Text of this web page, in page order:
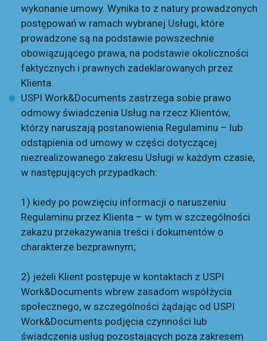
wykonanie umowy. Wynika to z natury prowadzonych
postępowań w ramach wybranej Usługi, które
prowadzone są na podstawie powszechnie
obowiązującego prawa, na podstawie okoliczności
faktycznych i prawnych zadeklarowanych przez
Klienta.
USPI Work&Documents zastrzega sobie prawo
odmowy świadczenia Usług na rzecz Klientów,
którzy naruszają postanowienia Regulaminu – lub
odstąpienia od umowy w części dotyczącej
niezrealizowanego zakresu Usługi w każdym czasie,
w następujących przypadkach:
1) kiedy po powzięciu informacji o naruszeniu
Regulaminu przez Klienta – w tym w szczególności
zakazu przekazywania treści i dokumentów o
charakterze bezprawnym;
2) jeżeli Klient postępuje w kontaktach z USPI
Work&Documents wbrew zasadom współżycia
społecznego, w szczególności żądając od USPI
Work&Documents podjęcia czynności lub
świadczenia usług pozostających poza zakresem